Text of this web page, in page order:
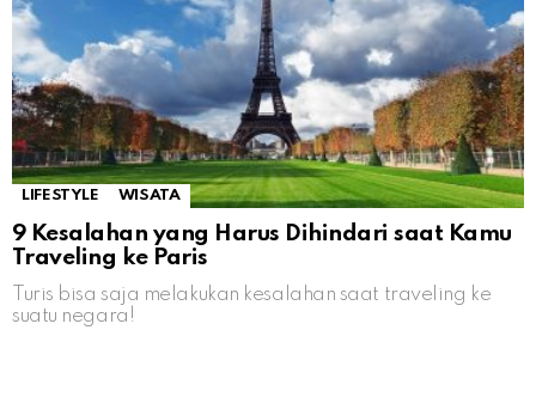
LIFESTYLE WISATA
9 Kesalahan yang Harus Dihindari saat Kamu
Traveling ke Paris
Turis bisa saja melakukan kesalahan saat traveling ke
suatu negara!